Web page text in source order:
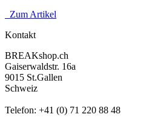
Zum Artikel
Kontakt
BREAKshop.ch
Gaiserwaldstr. 16a
9015 St.Gallen
Schweiz
Telefon: +41 (0) 71 220 88 48